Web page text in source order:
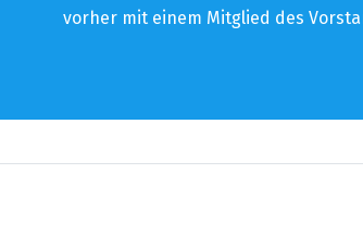
vorher mit einem Mitglied des